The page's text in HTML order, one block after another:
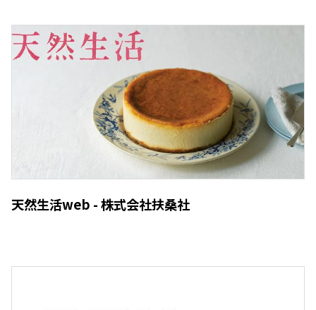
天然生活web - 株式会社扶桑社